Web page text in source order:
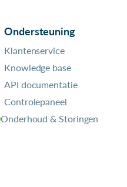
Ondersteuning
Klantenservice
Knowledge base
API documentatie
Controlepaneel
Onderhoud & Storingen